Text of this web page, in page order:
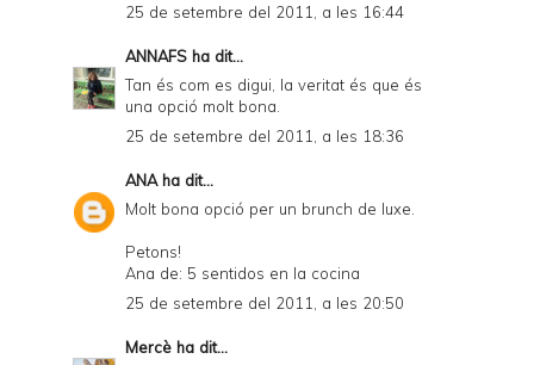
25 de setembre del 2011, a les 16:44
ANNAFS ha dit...
Tan és com es digui, la veritat és que és
una opció molt bona.
25 de setembre del 2011, a les 18:36
ANAha dit...
Molt bona opció per un brunch de luxe.
Petons!
Ana de: 5 sentidos en la cocina
25 de setembre del 2011, a les 20:50
Mercè ha dit...